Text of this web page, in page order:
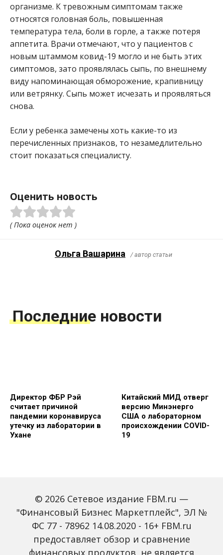
организме. К тревожным симптомам также
относятся головная боль, повышенная
температура тела, боли в горле, а также потеря
аппетита. Врачи отмечают, что у пациентов с
новым штаммом ковид-19 могло и не быть этих
симптомов, зато проявлялась сыпь, по внешнему
виду напоминающая обморожение, крапивницу
или ветрянку. Сыпь может исчезать и проявляться
снова.
Если у ребенка замечены хоть какие-то из
перечисленных признаков, то незамедлительно
стоит показаться специалисту.
Оценить новость
( Пока оценок нет )
Ольга Вашарина / автор статьи
Последние новости
Директор ФБР Рэй
считает причиной
пандемии коронавируса
утечку из лаборатории в
Ухане
Китайский МИД отверг
версию Минэнерго
США о лабораторном
происхождении COVID-
19
Олени могут быть
резервуарами старых
вариантов
Совет ЕС
порекомендовал
© 2026 Сетевое издание FBM.ru —
"Финансовый Бизнес Маркетплейс", ЭЛ №
ФС 77 - 78962 14.08.2020 - 16+ FBM.ru
предоставляет обзор и сравнение